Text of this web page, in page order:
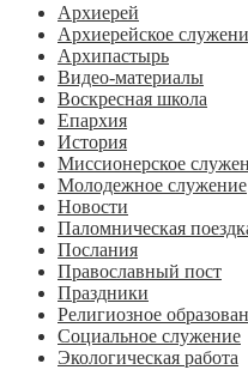
Архиерей
Архиерейское
Архипастырь
Видео-материалы
Воскресная школа
Епархия
История
Миссионерское
Молодежное служение
Новости
Паломническая
Послания
Православный пост
Праздники
Религиозное
Социальное служение
Экологическая работа